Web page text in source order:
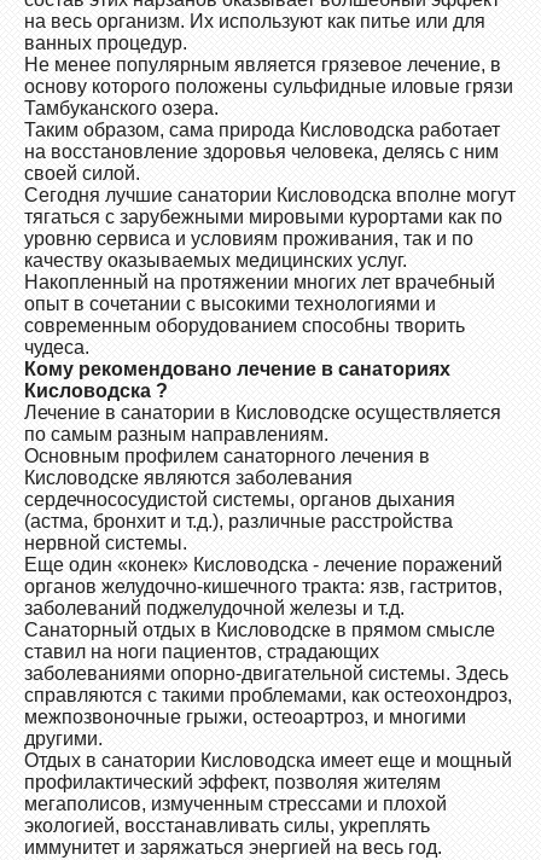
на весь организм. Их используют как питье или для
ванных процедур.
Не менее популярным является грязевое лечение, в
основу которого положены сульфидные иловые грязи
Тамбуканского озера.
Таким образом, сама природа Кисловодска работает
на восстановление здоровья человека, делясь с ним
своей силой.
Сегодня лучшие санатории Кисловодска вполне могут
тягаться с зарубежными мировыми курортами как по
уровню сервиса и условиям проживания, так и по
качеству оказываемых медицинских услуг.
Накопленный на протяжении многих лет врачебный
опыт в сочетании с высокими технологиями и
современным оборудованием способны творить
чудеса.
Кому рекомендовано лечение в санаториях
Кисловодска ?
Лечение в санатории в Кисловодске осуществляется
по самым разным направлениям.
Основным профилем санаторного лечения в
Кисловодске являются заболевания
сердечнососудистой системы, органов дыхания
(астма, бронхит и т.д.), различные расстройства
нервной системы.
Еще один «конек» Кисловодска - лечение поражений
органов желудочно-кишечного тракта: язв, гастритов,
заболеваний поджелудочной железы и т.д.
Санаторный отдых в Кисловодске в прямом смысле
ставил на ноги пациентов, страдающих
заболеваниями опорно-двигательной системы. Здесь
справляются с такими проблемами, как остеохондроз,
межпозвоночные грыжи, остеоартроз, и многими
другими.
Отдых в санатории Кисловодска имеет еще и мощный
профилактический эффект, позволяя жителям
мегаполисов, измученным стрессами и плохой
экологией, восстанавливать силы, укреплять
иммунитет и заряжаться энергией на весь год.